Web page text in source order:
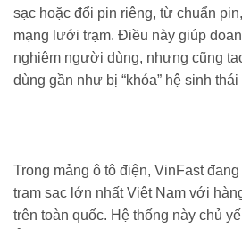
sạc hoặc đổi pin riêng, từ chuẩn
mạng lưới trạm. Điều này giúp
nghiệm người dùng, nhưng cũng
dùng gần như bị “khóa” hệ sinh
Trong mảng ô tô điện, VinFast
trạm sạc lớn nhất Việt Nam với
trên toàn quốc. Hệ thống này chủ